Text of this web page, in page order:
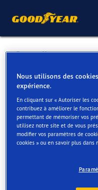
Retour liste
Services disponibles
Contact Services
Nous utilisons des
expérience.
En cliquant sur « Autoriser les
contribuez à améliorer le
permettant de mémoriser vos
utilisez notre site et de vous
modifier vos paramètres de
cookies » ou en savoir plus dans